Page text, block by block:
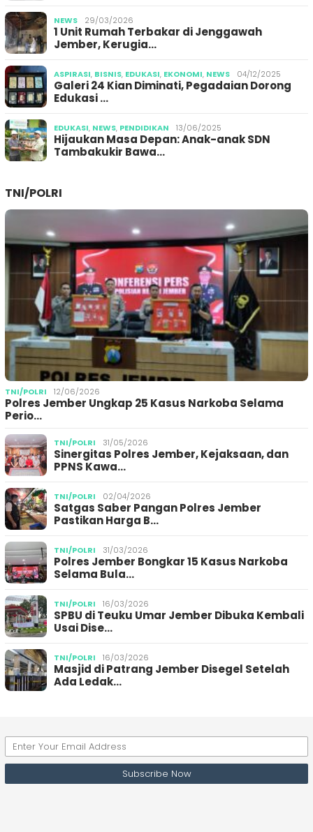
NEWS 29/03/2026
1 Unit Rumah Terbakar di Jenggawah
Jember, Kerugia…
ASPIRASI, BISNIS, EDUKASI, EKONOMI, NEWS 04/12/2025
Galeri 24 Kian Diminati, Pegadaian Dorong
Edukasi …
EDUKASI, NEWS, PENDIDIKAN 13/06/2025
Hijaukan Masa Depan: Anak-anak SDN
Tambakukir Bawa…
TNI/POLRI
TNI/POLRI 12/06/2026
Polres Jember Ungkap 25 Kasus Narkoba Selama
Perio…
TNI/POLRI 31/05/2026
Sinergitas Polres Jember, Kejaksaan, dan
PPNS Kawa…
TNI/POLRI 02/04/2026
Satgas Saber Pangan Polres Jember
Pastikan Harga B…
TNI/POLRI 31/03/2026
Polres Jember Bongkar 15 Kasus Narkoba
Selama Bula…
TNI/POLRI 16/03/2026
SPBU di Teuku Umar Jember Dibuka Kembali
Usai Dise…
TNI/POLRI 16/03/2026
Masjid di Patrang Jember Disegel Setelah
Ada Ledak…